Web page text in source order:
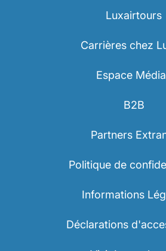
Luxairtours
Carrières chez
Espace
B2B
Partners
Politique de
Informations
Déclarations